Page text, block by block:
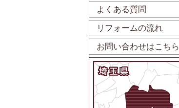
よくある質問
リフォームの流れ
お問い合わせはこちら